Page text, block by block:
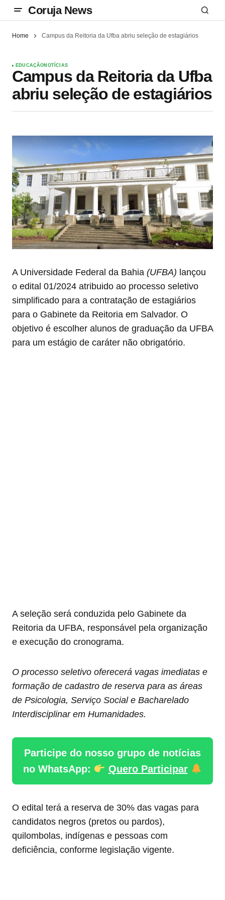
Coruja News
Home Campus da Reitoria da Ufba abriu seleção de estagiários
EDUCAÇÃONOTÍCIAS
Campus da Reitoria da Ufba
abriu seleção de estagiários
A Universidade Federal da Bahia (UFBA) lançou
o edital 01/2024 atribuido ao processo seletivo
simplificado para a contratação de estagiários
para o Gabinete da Reitoria em Salvador. O
objetivo é escolher alunos de graduação da UFBA
para um estágio de caráter não obrigatório.
A seleção será conduzida pelo Gabinete da
Reitoria da UFBA, responsável pela organização
e execução do cronograma.
O processo seletivo oferecerá vagas imediatas e
formação de cadastro de reserva para as áreas
de Psicologia, Serviço Social e Bacharelado
Interdisciplinar em Humanidades.
Participe do nosso grupo de notícias
no WhatsApp:
Quero Participar
O edital terá a reserva de 30% das vagas para
candidatos negros (pretos ou pardos),
quilombolas, indígenas e pessoas com
deficiência, conforme legislação vigente.